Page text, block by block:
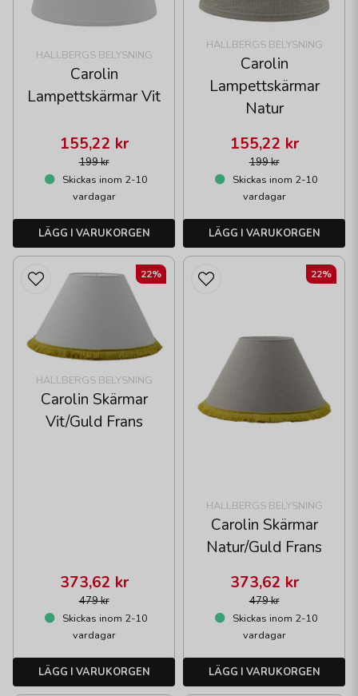
HALLBERGS BELYSNING
Carolin
Lampettskärmar Vit
199 kr
155,22 kr
Skickas inom 2-10
vardagar
LÄGG I VARUKORGEN
HALLBERGS BELYSNING
Carolin
Lampettskärmar
Natur
199 kr
155,22 kr
Skickas inom 2-10
vardagar
LÄGG I VARUKORGEN
HALLBERGS BELYSNING
Carolin Skärmar
Vit/Guld Frans
479 kr
373,62 kr
Skickas inom 2-10
vardagar
LÄGG I VARUKORGEN
22%
HALLBERGS BELYSNING
Carolin Skärmar
Natur/Guld Frans
479 kr
373,62 kr
Skickas inom 2-10
vardagar
LÄGG I VARUKORGEN
22%